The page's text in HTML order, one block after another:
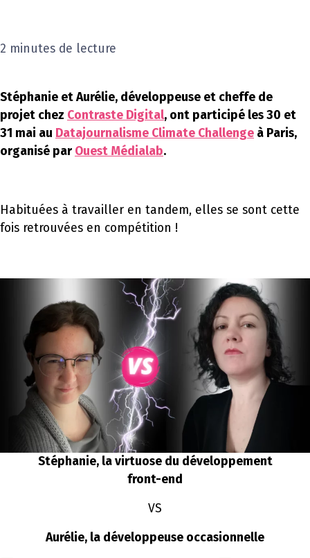
2 minutes de lecture
Stéphanie et Aurélie, développeuse et cheffe de
projet chez Contraste Digital, ont participé les 30 et
31 mai au Datajournalisme Climate Challenge à Paris,
organisé par Ouest Médialab.
Habituées à travailler en tandem, elles se sont cette
fois retrouvées en compétition !
Stéphanie, la virtuose du développement
front-end
VS
Aurélie, la développeuse occasionnelle